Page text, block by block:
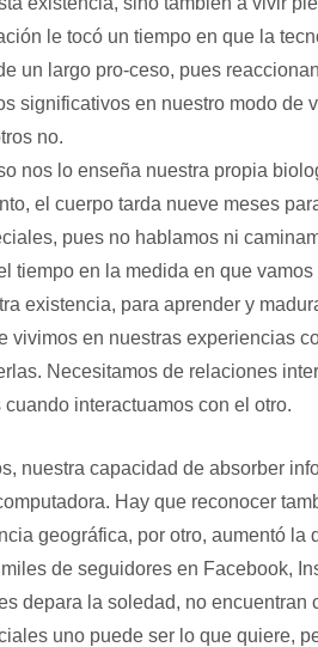
le tocó un tiempo en que la
un largo pro-ceso, pues
significativos en nuestro modo de
no.
nos lo enseña nuestra propia
el cuerpo tarda nueve meses
pues no hablamos ni
tiempo en la medida en que
existencia, para aprender y
vivimos en nuestras experiencias
Necesitamos de relaciones
interactuamos con el otro.
nuestra capacidad de absorber
Hay que reconocer
geográfica, por otro, aumentó la
de seguidores en Facebook,
depara la soledad, no encuentran
uno puede ser lo que quiere,